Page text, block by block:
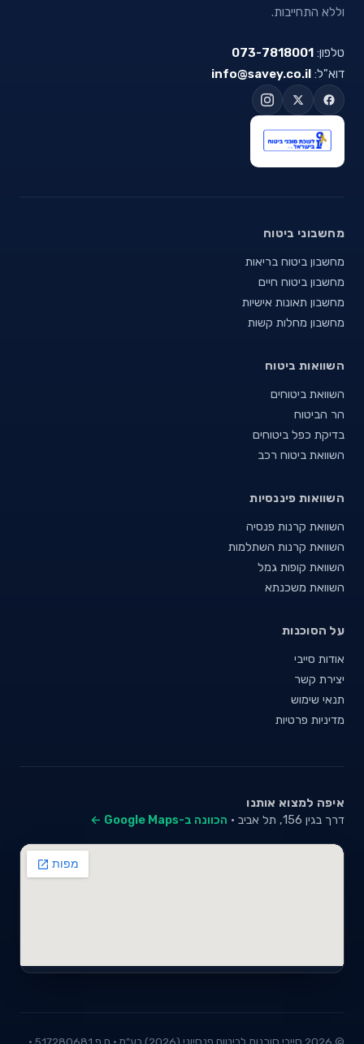
וללא התחייבות.
טלפון: 073-7818001
דוא"ל: info@savey.co.il
מחשבוני ביטוח
מחשבון ביטוח בריאות
מחשבון ביטוח חיים
מחשבון תאונות אישיות
מחשבון מחלות קשות
השוואות ביטוח
השוואת ביטוחים
הר הביטוח
בדיקת כפל ביטוחים
השוואת ביטוח רכב
השוואות פיננסיות
השוואת קרנות פנסיה
השוואת קרנות השתלמות
השוואת קופות גמל
השוואת משכנתא
על הסוכנות
אודות סייבי
יצירת קשר
תנאי שימוש
מדיניות פרטיות
איפה למצוא אותנו
דרך בגין 156, תל אביב · הכוונה ב-Google Maps ←